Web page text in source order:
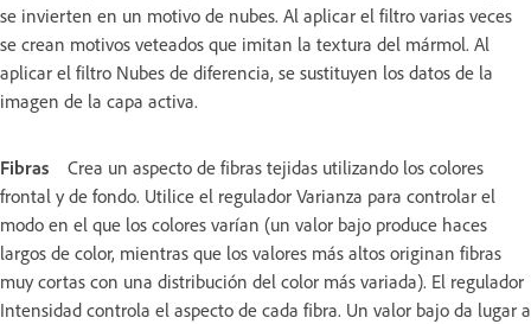
se invierten en un motivo de nubes. Al aplicar el filtro varias veces
se crean motivos veteados que imitan la textura del mármol. Al
aplicar el filtro Nubes de diferencia, se sustituyen los datos de la
imagen de la capa activa.
Fibras
Crea un aspecto de fibras tejidas utilizando los colores
frontal y de fondo. Utilice el regulador Varianza para controlar el
modo en el que los colores varían (un valor bajo produce haces
largos de color, mientras que los valores más altos originan fibras
muy cortas con una distribución del color más variada). El regulador
Intensidad controla el aspecto de cada fibra. Un valor bajo da lugar a